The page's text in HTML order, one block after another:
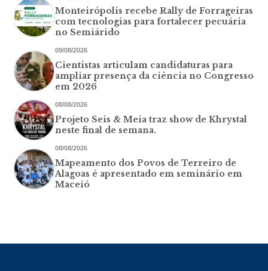
Monteirópolis recebe Rally de Forrageiras
com tecnologias para fortalecer pecuária
no Semiárido
09/08/2026
Cientistas articulam candidaturas para
ampliar presença da ciência no Congresso
em 2026
08/08/2026
Projeto Seis & Meia traz show de Khrystal
neste final de semana.
08/08/2026
Mapeamento dos Povos de Terreiro de
Alagoas é apresentado em seminário em
Maceió